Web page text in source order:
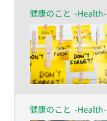
健康のこと -Health-
健康のこと -Health-